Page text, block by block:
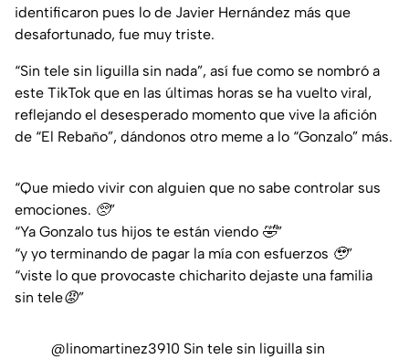
identificaron pues lo de Javier Hernández más que
desafortunado, fue muy triste.
“Sin tele sin liguilla sin nada”, así fue como se nombró a
este TikTok que en las últimas horas se ha vuelto viral,
reflejando el desesperado momento que vive la afición
de “El Rebaño”, dándonos otro meme a lo “Gonzalo” más.
“Que miedo vivir con alguien que no sabe controlar sus
emociones. 🥺”
“Ya Gonzalo tus hijos te están viendo 🤣”
“y yo terminando de pagar la mía con esfuerzos 🥹”
“viste lo que provocaste chicharito dejaste una familia
sin tele😡”
@linomartinez3910 Sin tele sin liguilla sin